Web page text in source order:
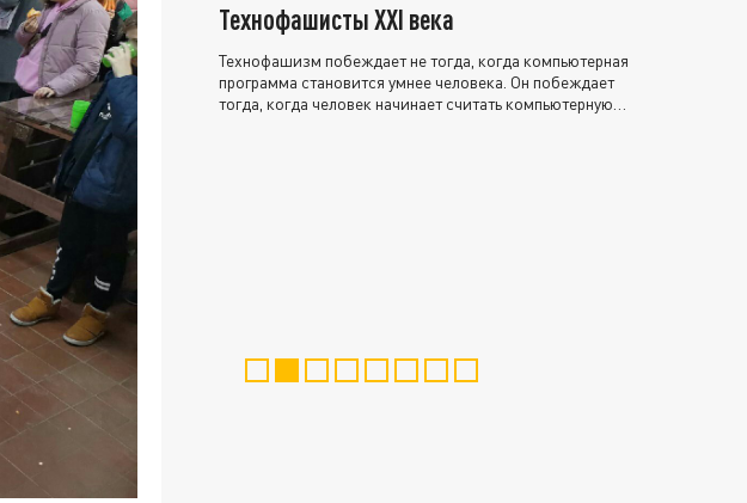
Технофашисты XXI века
Технофашизм побеждает не тогда, когда компьютерная
программа становится умнее человека. Он побеждает
тогда, когда человек начинает считать компьютерную